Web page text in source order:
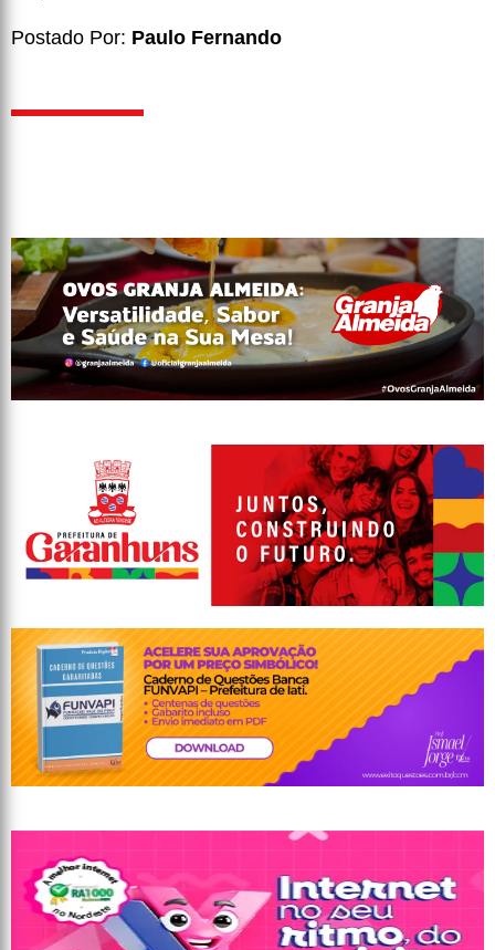
Postado Por: Paulo Fernando